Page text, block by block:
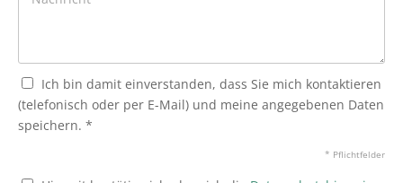
Ich bin damit einverstanden, dass Sie mich kontaktieren
(telefonisch oder per E-Mail) und meine angegebenen Daten
speichern. *
* Pflichtfelder